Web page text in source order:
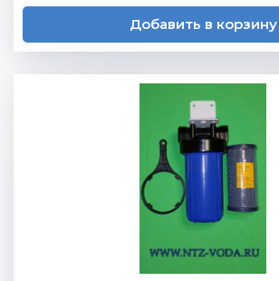
Добавить в корзину